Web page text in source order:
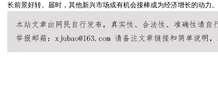
长前景好转。届时，其他新兴市场或有机会接棒成为经济增长的动力。